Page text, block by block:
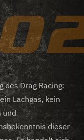
des Drag Racing:
Lachgas, kein
und
dieser